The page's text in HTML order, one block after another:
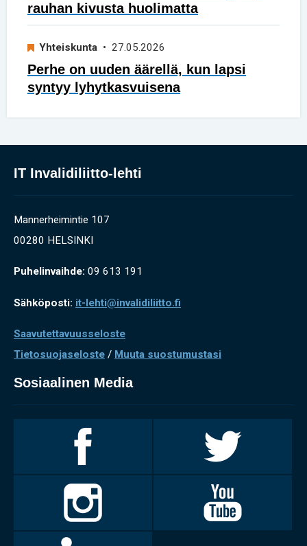
rauhan kivusta huolimatta
Yhteiskunta • 27.05.2026
Perhe on uuden äärellä, kun lapsi
syntyy lyhytkasvuisena
IT Invalidiliitto-lehti
Mannerheimintie 107
00280 HELSINKI
Puhelinvaihde: 09 613 191
Sähköposti: it-lehti@invalidiliitto.fi
Saavutettavuusseloste
Tietosuojaseloste / Muuta suostumustasi
Sosiaalinen Media
Facebookissa
Twitterissä
Invalidiliitto
Instagramissa
Youtubessa